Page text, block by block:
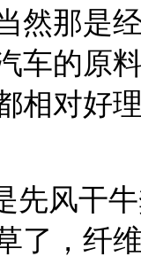
然那是
车的原
相对好
先风干
了，纤